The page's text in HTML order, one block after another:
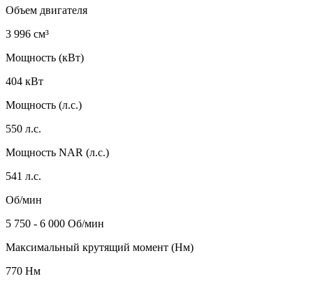
Объем двигателя
3 996 см³
Мощность (кВт)
404 кВт
Мощность (л.с.)
550 л.с.
Мощность NAR (л.с.)
541 л.с.
Об/мин
5 750 - 6 000 Об/мин
Максимальный крутящий момент (Нм)
770 Нм